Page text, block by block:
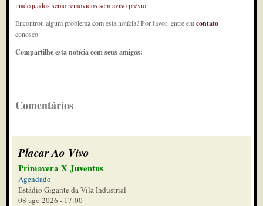
inadequados serão removidos sem aviso prévio.
Encontrou algum problema com esta notícia? Por favor, entre emcontato
conosco.
Compartilhe esta notícia com seus amigos:
Comentários
Placar Ao Vivo
Primavera X Juventus
Agendado
Estádio Gigante da Vila Industrial
08 ago 2026 - 17:00